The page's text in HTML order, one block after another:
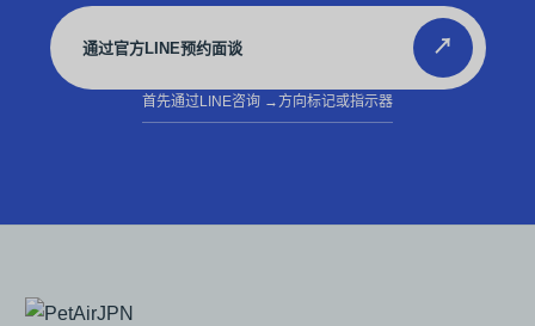
通过官方LINE预约面谈 ↗
首先通过LINE咨询 →方向标记或指示器